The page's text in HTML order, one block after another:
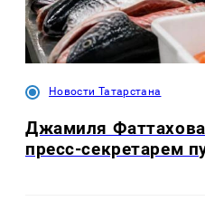
Новости Татарстана
Джамиля
пресс-секретарем